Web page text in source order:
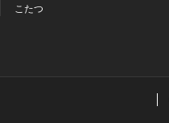
こたつ